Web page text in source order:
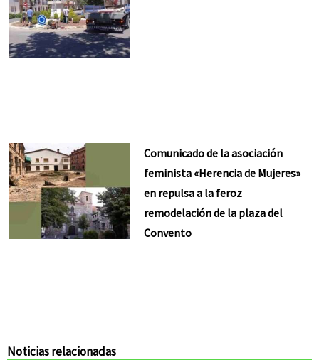
Comunicado de la asociación
feminista «Herencia de Mujeres»
en repulsa a la feroz
remodelación de la plaza del
Convento
Noticias relacionadas